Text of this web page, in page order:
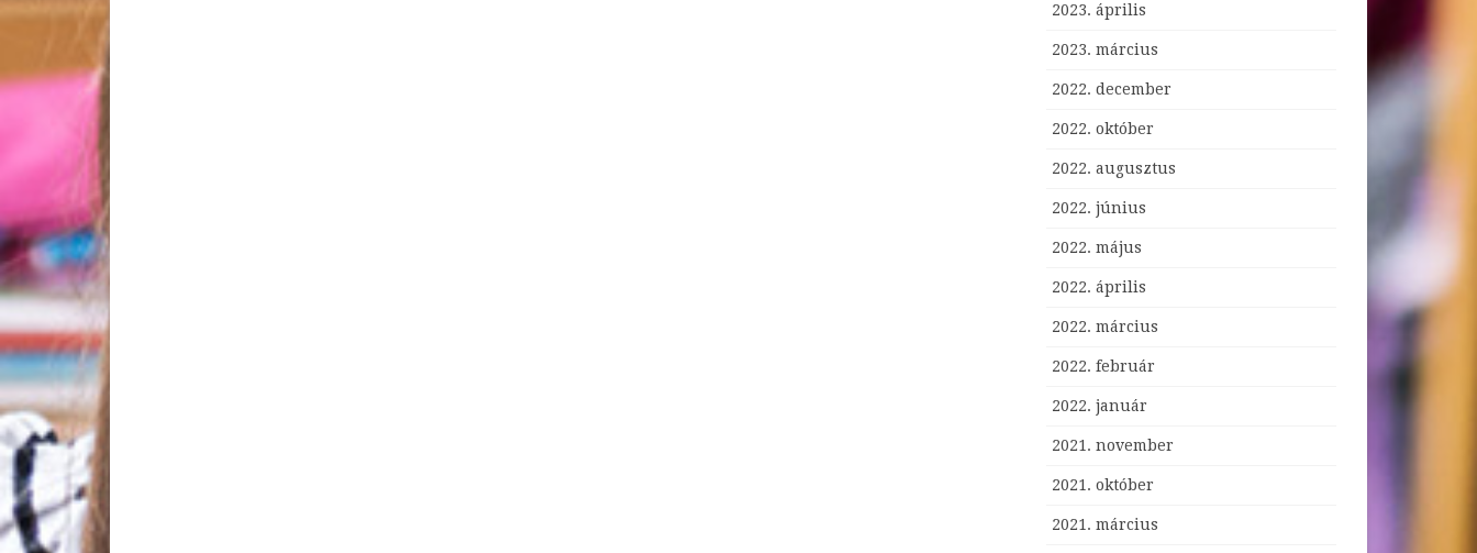
2023. április
2023. március
2022. december
2022. október
2022. augusztus
2022. június
2022. május
2022. április
2022. március
2022. február
2022. január
2021. november
2021. október
2021. március